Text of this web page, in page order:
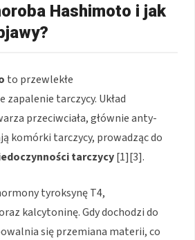
Hashimoto i jak
to przewlekłe
tarczycy. Układ
przeciwciała, głównie anty-
komórki tarczycy, prowadząc do
tarczycy[1][3].
tyroksynę T4,
kalcytoninę. Gdy dochodzi do
się przemiana materii, co